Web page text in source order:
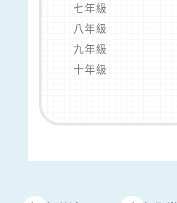
七年級
八年級
九年級
十年級